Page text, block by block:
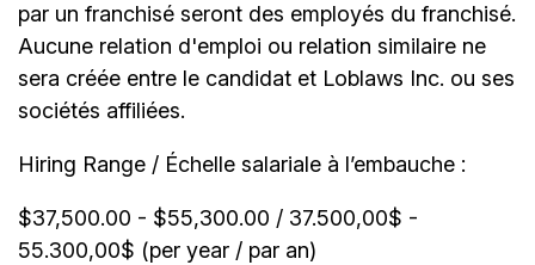
par un franchisé seront des employés du franchisé.
Aucune relation d'emploi ou relation similaire ne
sera créée entre le candidat et Loblaws Inc. ou ses
sociétés affiliées.
Hiring Range / Échelle salariale à l’embauche :
$37,500.00 - $55,300.00 / 37.500,00$ -
55.300,00$ (per year / par an)